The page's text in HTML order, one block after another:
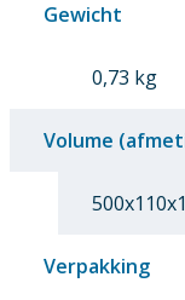
Gewicht
0,73 kg
Volume
Verpakking